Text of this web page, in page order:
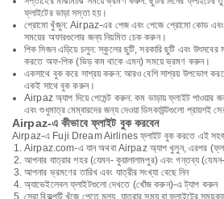
ফ্লাইটের ভাড়া সস্তা হয়।
প্রোমো খুঁজুন: Airpaz-এর পেজ এবং পেজে প্রোমো কোড
সময়ের অফারগুলোর জন্য নিয়মিত চেক করুন।
পিক সিজন এড়িয়ে চলুন: স্কুলের ছুটি, সরকারি ছুটি এবং উৎসবের
করতে অফ-পিক (ভিড় কম থাকে এমন) সময়ে ভ্রমণ করুন।
একসাথে বুক করে সাশ্রয় করুন: আরও বেশি সাশ্রয় উপভোগ
একই সাথে বুক করুন।
Airpaz অ্যাপ দিয়ে পেমেন্ট করুন: কম ভাড়ায় ফ্লাইট পাওয়ার
এবং শুধুমাত্র মেম্বারদের জন্য দেওয়া ডিসকাউন্টগুলো প্রায়শই
Airpaz-এ কীভাবে ফ্লাইট বুক করবেন
Airpaz-এ Fuji Dream Airlines ফ্লাইট বুক করতে এই
Airpaz.com-এ যান অথবা Airpaz অ্যাপ খুলুন, এরপর
আপনার যাত্রার শহর (যেমন- কুয়ালালামপুর) এবং গন্তব্য (যেমন-
আপনার ভ্রমণের তারিখ এবং যাত্রীর সংখ্যা বেছে নিন
অ্যাভেইলেবল ফ্লাইটগুলো দেখতে (খোঁজ করুন)-এ ট্যাপ করুন
সেরা বিকল্পটি খুঁজে পেতে মূল্য, যাত্রার সময় বা ফ্লাইটের